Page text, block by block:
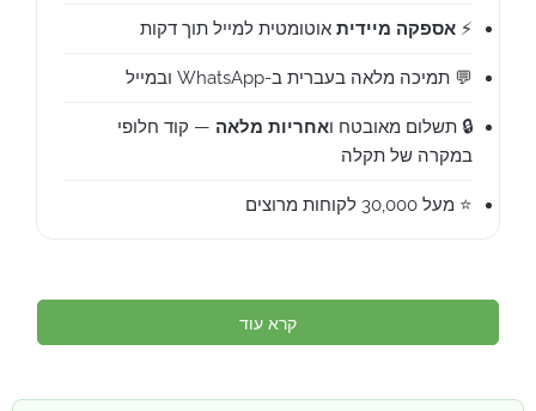
⚡ אספקה מיידית אוטומטית למייל תוך דקות
💬 תמיכה מלאה בעברית ב-WhatsApp ובמייל
🔒 תשלום מאובטח ואחריות מלאה — קוד חלופי
במקרה של תקלה
⭐ מעל 30,000 לקוחות מרוצים
קרא עוד